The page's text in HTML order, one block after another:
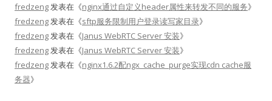
fredzeng发表在《nginx通过自定义header属性来转发不同的服务》
fredzeng发表在《sftp服务限制用户登录读写家目录》
fredzeng发表在《Janus WebRTC Server 安装》
fredzeng发表在《Janus WebRTC Server 安装》
fredzeng发表在《nginx1.6.2配ngx_cache_purge实现cdn cache服
务器》